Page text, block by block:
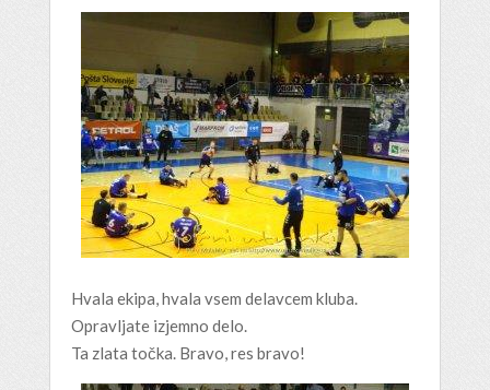
Hvala ekipa, hvala vsem delavcem kluba.
Opravljate izjemno delo.
Ta zlata točka. Bravo, res bravo!